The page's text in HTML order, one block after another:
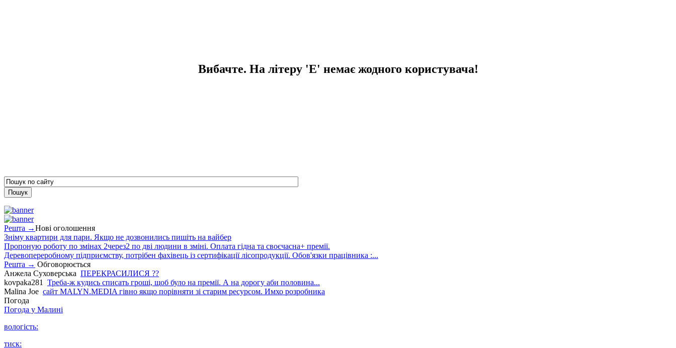
Вибачте. На літеру 'Е' немає жодного користувача!
Решта →Нові оголошення
Зніму квартири для пари. Якщо не дозвонились пишіть на вайбер
Пропоную роботу по змінах 2через2 по дві людини в зміні. Оплата гідна та своєчасна+ премії.
Деревопереробному підприємству, потрібен фахівець із сертифікації лісопродукції. Обов'язки працівника :...
Решта → Обговорюється
Анжела Суховерська ПЕРЕКРАСИЛИСЯ ??
kovpaka281
Треба-ж кудись списать гроші, щоб було на премії. А на дорогу аби половина...
Malina Joe сайт MALYN.MEDIA гiвно якщо порiвняти зi старим ресурсом. Имхо розробника
Погода
Погода у Малині
вологість:
тиск: